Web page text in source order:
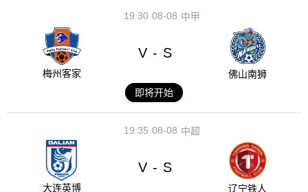
08-08
19:30 中甲
梅州客家
V - S
佛山南狮
即将开始
08-08
19:35 中超
大连英博
V - S
辽宁铁人